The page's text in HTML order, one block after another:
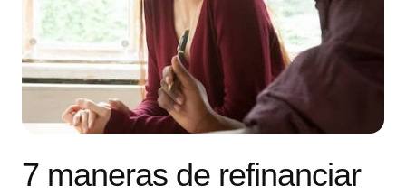
7 maneras de refinanciar